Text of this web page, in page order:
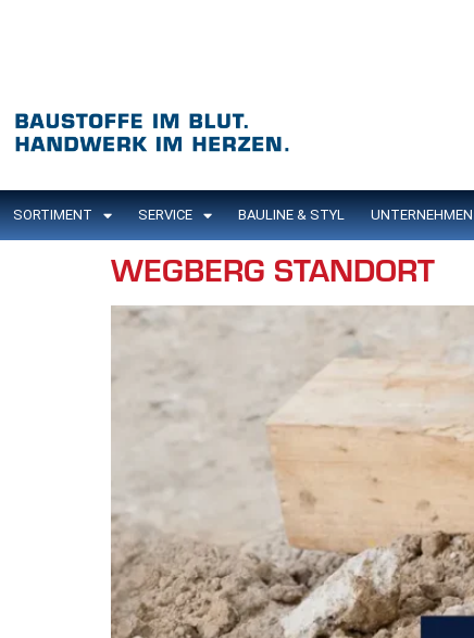
SORTIMENT SERVICE BAULINE & STYL UNTERNEHMEN
WEGBERG STANDORT